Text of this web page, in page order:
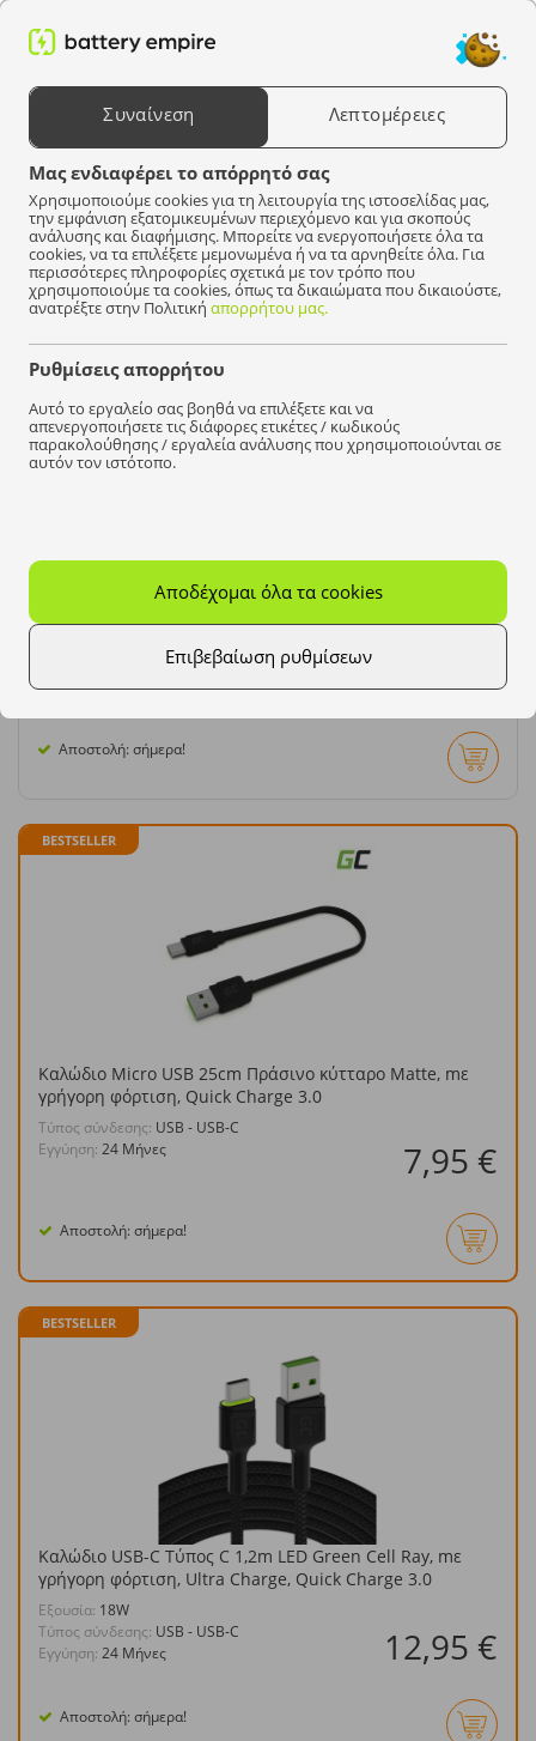
Συναίνεση Λεπτομέρειες
Μας ενδιαφέρει το απόρρητό σας
Χρησιμοποιούμε cookies για τη λειτουργία της ιστοσελίδας μας,
την εμφάνιση εξατομικευμένων περιεχόμενο και για σκοπούς
ανάλυσης και διαφήμισης. Μπορείτε να ενεργοποιήσετε όλα τα
cookies, να τα επιλέξετε μεμονωμένα ή να τα αρνηθείτε όλα. Για
περισσότερες πληροφορίες σχετικά με τον τρόπο που
χρησιμοποιούμε τα cookies, όπως τα δικαιώματα που δικαιούστε,
ανατρέξτε στην Πολιτική απορρήτου μας.
Ρυθμίσεις απορρήτου
Αυτό το εργαλείο σας βοηθά να επιλέξετε και να
απενεργοποιήσετε τις διάφορες ετικέτες / κωδικούς
παρακολούθησης / εργαλεία ανάλυσης που χρησιμοποιούνται σε
αυτόν τον ιστότοπο.
Επιβεβαίωση ρυθμίσεων
Αποδέχομαι όλα τα cookies
Αναζήτηση προϊόντων
Επιλέξτε μια συσκευή
Battery Empire εξοπλισμός Περιφερειακά
Περιφερειακά (35)
19,95 €
Αποστολή: σήμερα!
BESTSELLER
Καλώδιο Micro USB 25cm Πράσινο κύτταρο Matte, mε
γρήγορη φόρτιση, Quick Charge 3.0
Τύπος σύνδεσης: USB - USB-C
Εγγύηση: 24 Μήνες 7,95 €
Αποστολή: σήμερα!
BESTSELLER
Καλώδιο USB-C Τύπος C 1,2m LED Green Cell Ray, mε
γρήγορη φόρτιση, Ultra Charge, Quick Charge 3.0
Eξουσία: 18W
Τύπος σύνδεσης: USB - USB-C
Εγγύηση: 24 Μήνες 12,95 €
Αποστολή: σήμερα!